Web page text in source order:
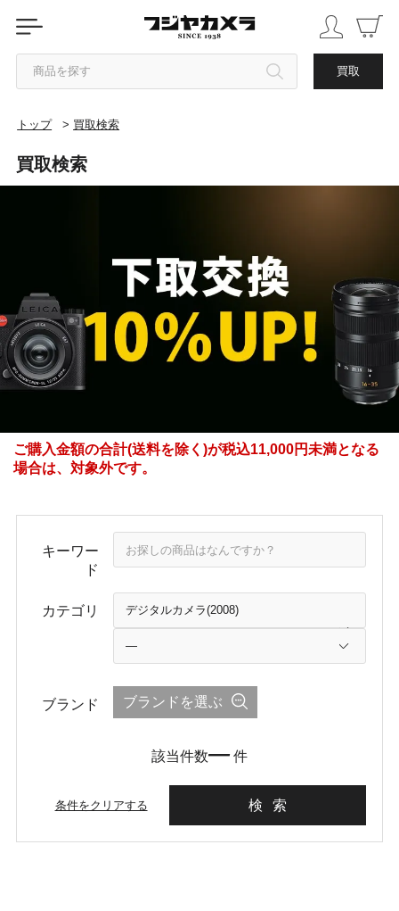
商品を探す 買取
カテゴリから探す
ブランドから探す
トップ > 買取検索
買取検索
ご購入金額の合計(送料を除く)が税込11,000円未満となる
場合は、対象外です。
キーワー
ド
カテゴリ
ブランド ブランドを選ぶ
該当件数― 件
検索
条件をクリアする